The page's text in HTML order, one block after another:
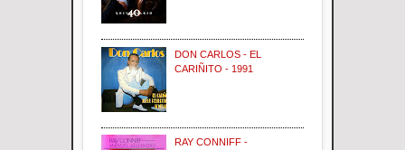
DON CARLOS - EL
CARIÑITO - 1991
RAY CONNIFF -